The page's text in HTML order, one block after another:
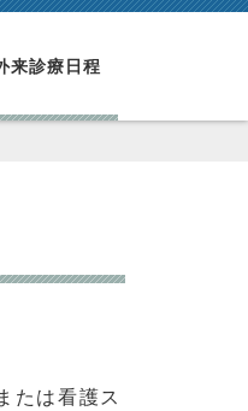
来診療日程
たは看護ス